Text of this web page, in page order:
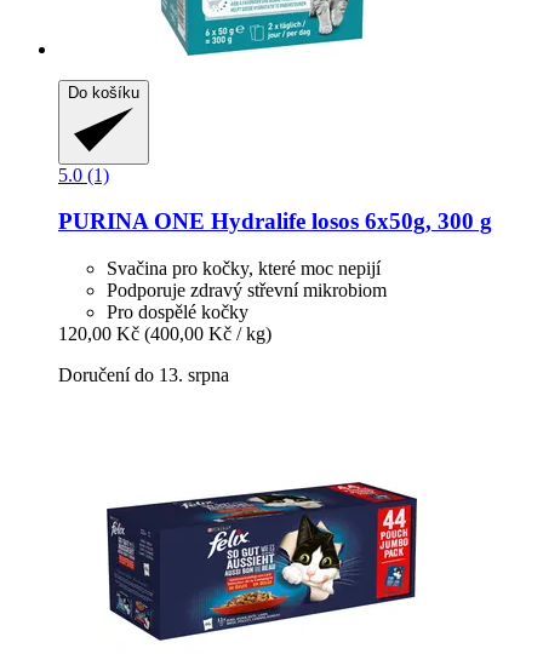
Do košíku
5.0 (1)
PURINA ONE Hydralife losos 6x50g, 300 g
Svačina pro kočky, které moc nepijí
Podporuje zdravý střevní mikrobiom
Pro dospělé kočky
120,00 Kč (400,00 Kč / kg)
Doručení do 13. srpna